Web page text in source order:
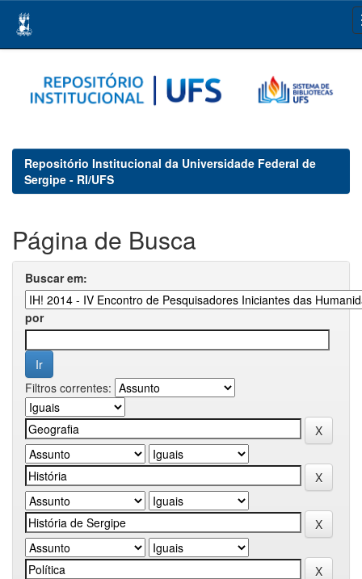
navigation
Repositório Institucional da Universidade Federal de
Sergipe - RI/UFS
Página de Busca
Buscar em:
por
Filtros correntes: